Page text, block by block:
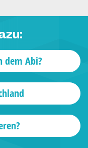
dem Abi?